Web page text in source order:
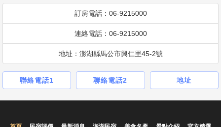
訂房電話：06-9215000
連絡電話：06-9215000
地址：澎湖縣馬公市興仁里45-2號
聯絡電話1 聯絡電話2 地址